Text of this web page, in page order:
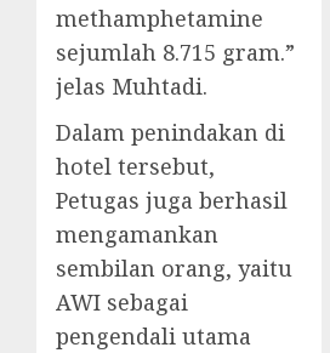
methamphetamine
sejumlah 8.715 gram.”
jelas Muhtadi.
Dalam penindakan di
hotel tersebut,
Petugas juga berhasil
mengamankan
sembilan orang, yaitu
AWI sebagai
pengendali utama